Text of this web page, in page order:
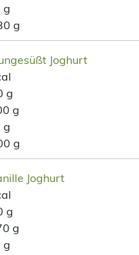
g
g
Joghurt
g
g
g
g
Joghurt
g
g
g